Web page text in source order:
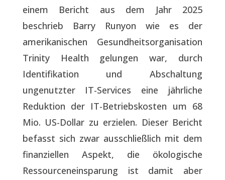
einem Bericht aus dem Jahr 2025
beschrieb Barry Runyon wie es der
amerikanischen Gesundheitsorganisation
Trinity Health gelungen war, durch
Identifikation und Abschaltung
ungenutzter IT-Services eine jährliche
Reduktion der IT-Betriebskosten um 68
Mio. US-Dollar zu erzielen. Dieser Bericht
befasst sich zwar ausschließlich mit dem
finanziellen Aspekt, die ökologische
Ressourceneinsparung ist damit aber